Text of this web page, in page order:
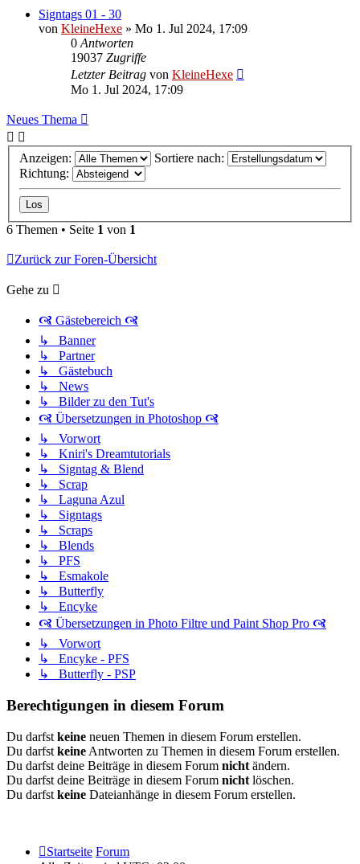
Signtags 01 - 30
von KleineHexe » Mo 1. Jul 2024, 17:09
0 Antworten
19037 Zugriffe
Letzter Beitrag von KleineHexe
Mo 1. Jul 2024, 17:09
Neues Thema
Anzeigen:
Sortiere nach:
Richtung:
6 Themen • Seite 1 von 1
Zurück zur Foren-Übersicht
Gehe zu
🙧 Gästebereich 🙧
↳ Banner
↳ Partner
↳ Gästebuch
↳ News
↳ Bilder zu den Tut's
🙧 Übersetzungen in Photoshop 🙧
↳ Vorwort
↳ Kniri's Dreamtutorials
↳ Signtag & Blend
↳ Scrap
↳ Laguna Azul
↳ Signtags
↳ Scraps
↳ Blends
↳ PFS
↳ Esmakole
↳ Butterfly
↳ Encyke
🙧 Übersetzungen in Photo Filtre und Paint Shop Pro 🙧
↳ Vorwort
↳ Encyke - PFS
↳ Butterfly - PSP
Berechtigungen in diesem Forum
Du darfst keine neuen Themen in diesem Forum erstellen.
Du darfst keine Antworten zu Themen in diesem Forum erstellen.
Du darfst deine Beiträge in diesem Forum nicht ändern.
Du darfst deine Beiträge in diesem Forum nicht löschen.
Du darfst keine Dateianhänge in diesem Forum erstellen.
Startseite Forum